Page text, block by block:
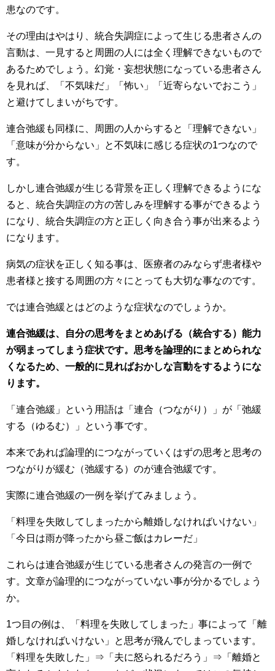
患なのです。
その理由はやはり、統合失調症によって生じる患者さんの
言動は、一見すると周囲の人には全く理解できないもので
あるためでしょう。幻覚・妄想状態になっている患者さん
を見れば、「不気味だ」「怖い」「近寄らないでおこう」
と避けてしまいがちです。
連合弛緩も同様に、周囲の人からすると「理解できない」
「意味が分からない」と不気味に感じる症状の1つなので
す。
しかし連合弛緩が生じる背景を正しく理解できるようにな
ると、統合失調症の方の苦しみを理解する事ができるよう
になり、統合失調症の方と正しく向き合う事が出来るよう
になります。
病気の症状を正しく知る事は、医療者のみならず患者様や
患者様と接する周囲の方々にとっても大切な事なのです。
では連合弛緩とはどのような症状なのでしょうか。
連合弛緩は、自分の思考をまとめあげる（統合する）能力
が弱まってしまう症状です。思考を論理的にまとめられな
くなるため、一般的に見ればおかしな言動をするようにな
ります。
「連合弛緩」という用語は「連合（つながり）」が「弛緩
する（ゆるむ）」という事です。
本来であれば論理的につながっていくはずの思考と思考の
つながりが緩む（弛緩する）のが連合弛緩です。
実際に連合弛緩の一例を挙げてみましょう。
「料理を失敗してしまったから離婚しなければいけない」
「今日は雨が降ったから昼ご飯はカレーだ」
これらは連合弛緩が生じている患者さんの発言の一例で
す。文章が論理的につながっていない事が分かるでしょう
か。
1つ目の例は、「料理を失敗してしまった」事によって「離
婚しなければいけない」と思考が飛んでしまっています。
「料理を失敗した」⇒「夫に怒られるだろう」⇒「離婚と